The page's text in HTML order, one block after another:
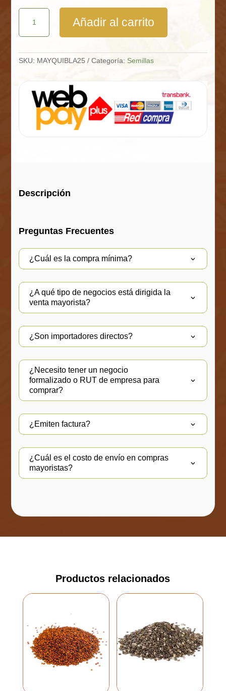
Quinoa
Blanca
Kg
cantidad
Añadir al carrito
SKU: MAYQUIBLA25 Categoría: Semillas
Descripción
Preguntas Frecuentes
¿Cuál es la compra mínima?
¿A qué tipo de negocios está dirigida la
venta mayorista?
¿Son importadores directos?
¿Necesito tener un negocio
formalizado o RUT de empresa para
comprar?
¿Emiten factura?
¿Cuál es el costo de envío en compras
mayoristas?
Productos relacionados